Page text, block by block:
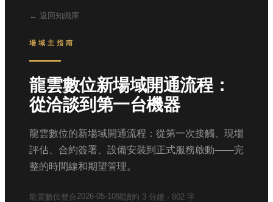
← 返回知識庫
場域主指南
龍雲數位新場域開通流程：
從洽談到第一台機器
龍雲數位的新場域開通流程：從第一次接觸、現場
評估、合約簽署、設備安裝到正式服務啟動——完
整的時間線和期望管理。
龍雲數位整合2026-05-10閱讀約 3 分鐘 · 802 字